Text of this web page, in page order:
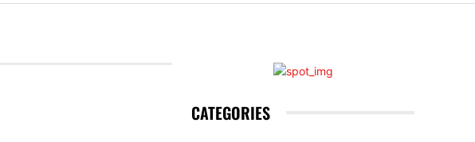
CATEGORIES